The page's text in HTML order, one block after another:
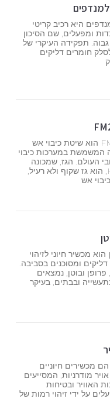
היא רכיב קריטי
ומפעלים, שם הסיכון
תפקידה העיקרי של
חומרים דליקים
כיבוי בגז FM200 הוא שיטת כיבוי אש
המשמשת במערכות כיבוי
העולם. הגז, שמכונה
גם HFC-227ea, הוא גז שקוף ולא רעיל,
אש
מכשיר חיוני לזיהוי
ומסוכנים בסביבה.
פרופן ובוטן, נמצאים
ובבתים, בעיקר
הם מכשירים חיוניים
מודרניות, המסייעים
האוויר ובטיחות
על ידי זיהוי רמות של